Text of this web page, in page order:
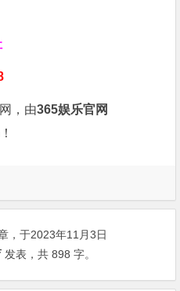
，由365娱乐官网
，于2023年11月3日
发表，共 898 字。